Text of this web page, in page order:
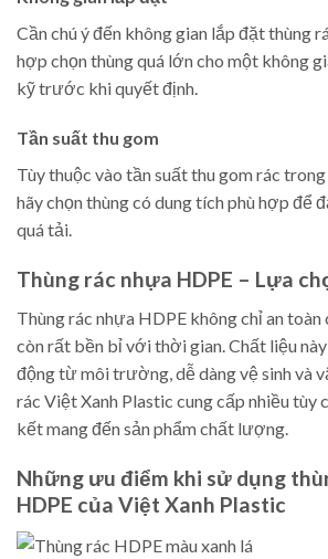
Cần chú ý đến không gian lắp đặt thùng
hợp chọn thùng quá lớn cho một không
kỹ trước khi quyết định.
Tần suất thu gom
Tùy thuộc vào tần suất thu gom rác
hãy chọn thùng có dung tích phù hợp để
quá tải.
Thùng rác nhựa HDPE – Lựa
Thùng rác nhựa HDPE không chỉ an toàn
còn rất bền bỉ với thời gian. Chất liệu
động từ môi trường, dễ dàng vệ sinh và
rác Việt Xanh Plastic cung cấp nhiều tùy
kết mang đến sản phẩm chất lượng.
Những ưu điểm khi sử dụng
HDPE của Việt Xanh Plastic